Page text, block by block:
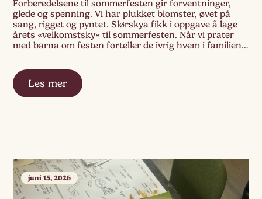
Forberedelsene til sommerfesten gir forventninger,
glede og spenning. Vi har plukket blomster, øvet på
sang, rigget og pyntet. Slørskya fikk i oppgave å lage
årets «velkomstsky» til sommerfesten. Når vi prater
med barna om festen forteller de ivrig hvem i familien
Les mer
juni 15, 2026